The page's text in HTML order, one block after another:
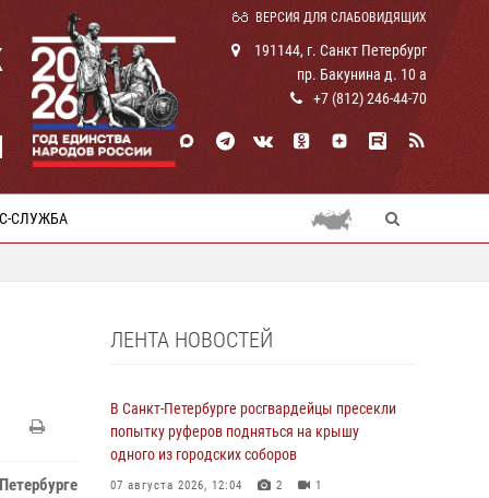
ВЕРСИЯ ДЛЯ СЛАБОВИДЯЩИХ
191144, г. Санкт Петербург
пр. Бакунина д. 10 а
+7 (812) 246-44-70
СЛУЖБА
ЛЕНТА НОВОСТЕЙ
В Санкт-Петербурге росгвардейцы пресекли
попытку руферов подняться на крышу
одного из городских соборов
07 августа 2026, 12:04 2 1